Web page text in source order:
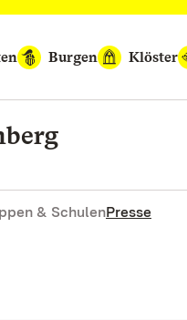
Burgen Klöster
& SchulenPresse